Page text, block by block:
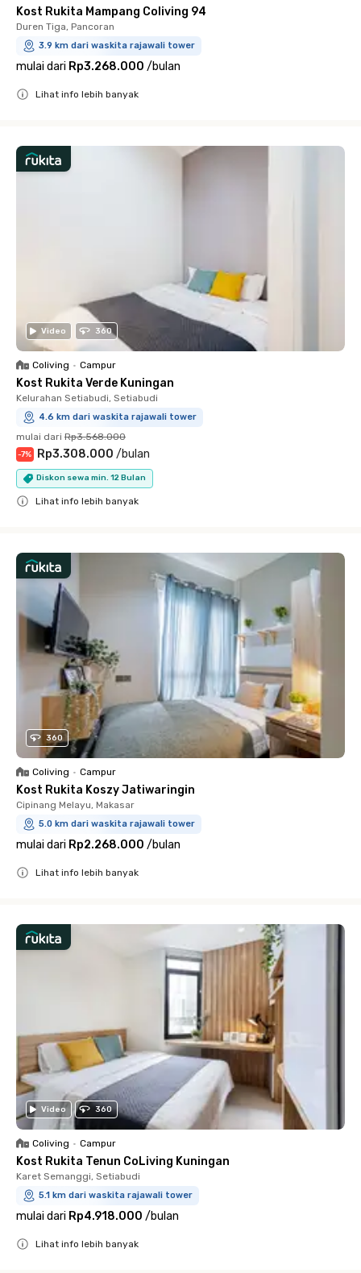
Kost Rukita Mampang Coliving 94
Duren Tiga, Pancoran
3.9 km dari waskita rajawali tower
mulai dari Rp3.268.000 /bulan
Lihat info lebih banyak
Video 360
Coliving • Campur
Kost Rukita Verde Kuningan
Kelurahan Setiabudi, Setiabudi
4.6 km dari waskita rajawali tower
mulai dari Rp3.568.000
-7% Rp3.308.000 /bulan
Diskon sewa min. 12 Bulan
Lihat info lebih banyak
360
Coliving • Campur
Kost Rukita Koszy Jatiwaringin
Cipinang Melayu, Makasar
5.0 km dari waskita rajawali tower
mulai dari Rp2.268.000 /bulan
Lihat info lebih banyak
Video 360
Coliving • Campur
Kost Rukita Tenun CoLiving Kuningan
Karet Semanggi, Setiabudi
5.1 km dari waskita rajawali tower
mulai dari Rp4.918.000 /bulan
Lihat info lebih banyak